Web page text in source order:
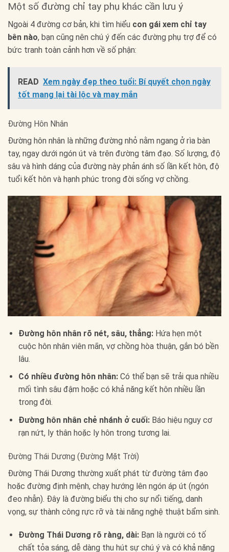
Một số đường chỉ tay phụ khác cần lưu ý
Ngoài 4 đường cơ bản, khi tìm hiểu con gái xem chỉ tay
bên nào, bạn cũng nên chú ý đến các đường phụ trợ để có
bức tranh toàn cảnh hơn về số phận:
READ Xem ngày đẹp theo tuổi: Bí quyết chọn ngày
tốt mang lại tài lộc và may mắn
Đường Hôn Nhân
Đường hôn nhân là những đường nhỏ nằm ngang ở rìa bàn
tay, ngay dưới ngón út và trên đường tâm đạo. Số lượng, độ
sâu và hình dáng của đường này phản ánh số lần kết hôn, độ
tuổi kết hôn và hạnh phúc trong đời sống vợ chồng.
Đường hôn nhân rõ nét, sâu, thẳng:Hứa hẹn một
cuộc hôn nhân viên mãn, vợ chồng hòa thuận, gắn bó bền
lâu.
Có nhiều đường hôn nhân:Có thể bạn sẽ trải qua nhiều
mối tình sâu đậm hoặc có khả năng kết hôn nhiều lần
trong đời.
Đường hôn nhân chẻ nhánh ở cuối:Báo hiệu nguy cơ
rạn nứt, ly thân hoặc ly hôn trong tương lai.
Đường Thái Dương (Đường Mặt Trời)
Đường Thái Dương thường xuất phát từ đường tâm đạo
hoặc đường định mệnh, chạy hướng lên ngón áp út (ngón
đeo nhẫn). Đây là đường biểu thị cho sự nổi tiếng, danh
vọng, sự thành công rực rỡ và tài năng nghệ thuật bẩm sinh.
Đường Thái Dương rõ ràng, dài:Bạn là người có tố
chất tỏa sáng, dễ dàng thu hút sự chú ý và có khả năng